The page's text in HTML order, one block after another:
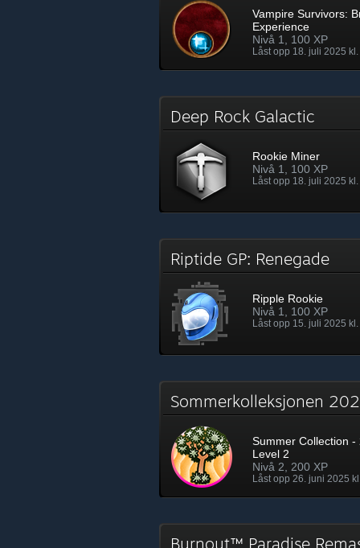
Vampire Survivors:
Experience
Nivå 1, 100 XP
Låst opp 18. juli 2025
Deep Rock Galactic
Rookie Miner
Nivå 1, 100 XP
Låst opp 18. juli 2025 kl.
Riptide GP: Renegade
Ripple Rookie
Nivå 1, 100 XP
Låst opp 15. juli 2025 kl.
Sommerkolleksjonen
Summer Collection -
Level 2
Nivå 2, 200 XP
Låst opp 26. juni 2025
Burnout™ Paradise